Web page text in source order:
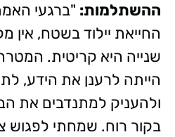
ההשתלמות: "ברגעי
החייאת יילוד בשטח, אין
שנייה היא קריטית.
הייתה לרענן את הידע,
ולהעניק למתנדבים את
בקור רוח. שמחתי לפגוש